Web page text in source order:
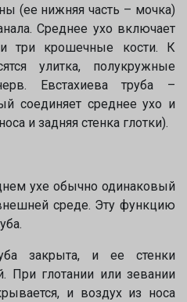
(ее нижняя часть – мочка)
Среднее ухо включает
три крошечные кости. К
улитка, полукружные
Евстахиева труба –
соединяет среднее ухо и
и задняя стенка глотки).
ухе обычно одинаковый
среде. Эту функцию
закрыта, и ее стенки
При глотании или зевании
и воздух из носа